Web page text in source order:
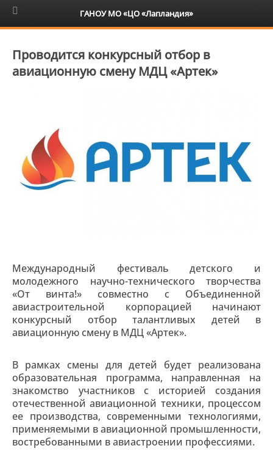
6+
Проводится конкурсный отбор в
авиационную смену МДЦ «Артек»
Международный фестиваль детского и
молодежного научно-технического творчества
«От винта!» совместно с Объединенной
авиастроительной корпорацией начинают
конкурсный отбор талантливых детей в
авиационную смену в МДЦ «Артек».
В рамках смены для детей будет реализована
образовательная программа, направленная на
знакомство участников с историей создания
отечественной авиационной техники, процессом
ее производства, современными технологиями,
применяемыми в авиационной промышленности,
востребованными в авиастроении профессиями.
ГАНОУ МО «ЦО «Лапландия»